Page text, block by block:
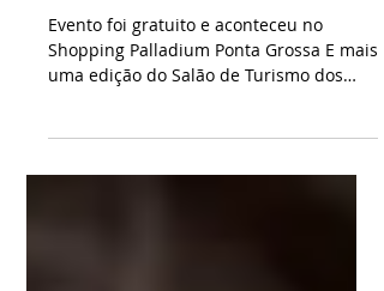
Campos Gerais recebe
quase 4 mil visitantes em
dois dias
Evento foi gratuito e aconteceu no
uma edição do Salão de Turismo dos